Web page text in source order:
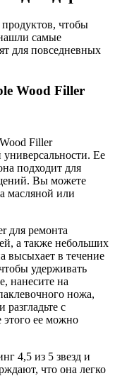
чтобы
самые
для повседневных
Wood Filler
Filler
универсальности. Ее
подходит для
Вы можете
масляной или
для ремонта
а также небольших
высыхает в течение
удерживать
нанесите на
ножа,
разгладьте с
ее можно
4,5 из 5 звезд и
что она легко